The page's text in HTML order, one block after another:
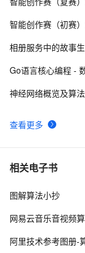
10Android开发之
查看更多
智能创作赛（初赛
相册服务中的故事
Go语言核心编程 -
神经网络概览及算
相关电子书
图解算法小抄
网易云音乐音视频
阿里技术参考图册-